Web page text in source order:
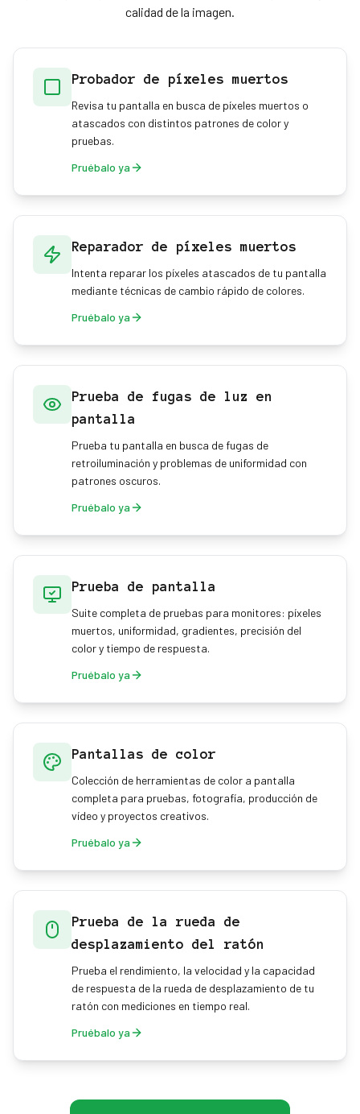
calidad de la imagen.
Probador de píxeles muertos
Revisa tu pantalla en busca de píxeles muertos o
atascados con distintos patrones de color y
pruebas.
Pruébalo ya
Reparador de píxeles muertos
Intenta reparar los píxeles atascados de tu pantalla
mediante técnicas de cambio rápido de colores.
Pruébalo ya
Prueba de fugas de luz en
pantalla
Prueba tu pantalla en busca de fugas de
retroiluminación y problemas de uniformidad con
patrones oscuros.
Pruébalo ya
Prueba de pantalla
Suite completa de pruebas para monitores: píxeles
muertos, uniformidad, gradientes, precisión del
color y tiempo de respuesta.
Pruébalo ya
Pantallas de color
Colección de herramientas de color a pantalla
completa para pruebas, fotografía, producción de
vídeo y proyectos creativos.
Pruébalo ya
Prueba de la rueda de
desplazamiento del ratón
Prueba el rendimiento, la velocidad y la capacidad
de respuesta de la rueda de desplazamiento de tu
ratón con mediciones en tiempo real.
Pruébalo ya